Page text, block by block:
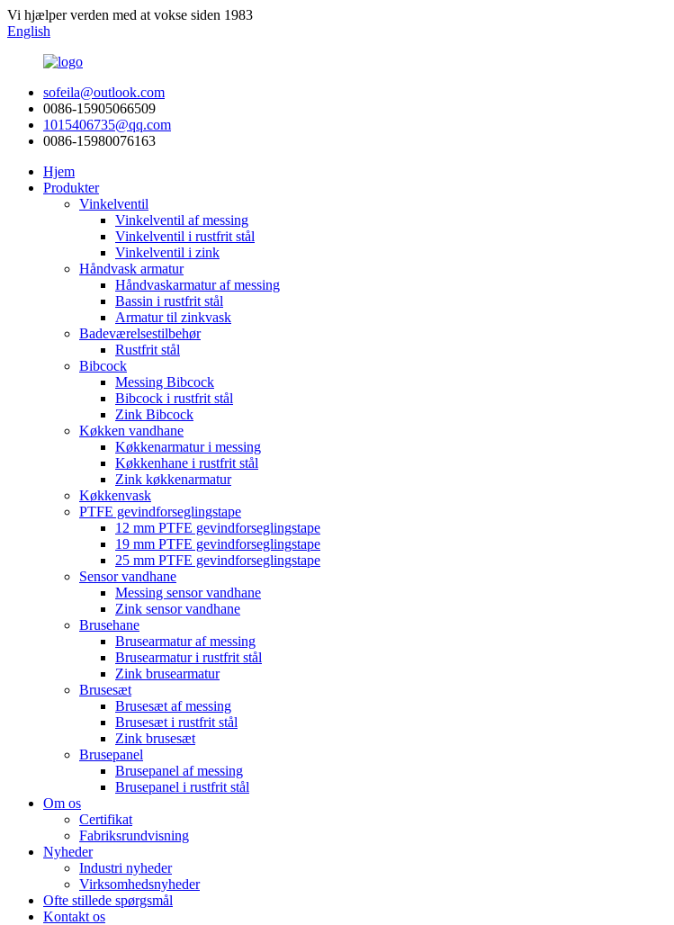
Vi hjælper verden med at vokse siden 1983
English
sofeila@outlook.com
0086-15905066509
1015406735@qq.com
0086-15980076163
Hjem
Produkter
Vinkelventil
Vinkelventil af messing
Vinkelventil i rustfrit stål
Vinkelventil i zink
Håndvask armatur
Håndvaskarmatur af messing
Bassin i rustfrit stål
Armatur til zinkvask
Badeværelsestilbehør
Rustfrit stål
Bibcock
Messing Bibcock
Bibcock i rustfrit stål
Zink Bibcock
Køkken vandhane
Køkkenarmatur i messing
Køkkenhane i rustfrit stål
Zink køkkenarmatur
Køkkenvask
PTFE gevindforseglingstape
12 mm PTFE gevindforseglingstape
19 mm PTFE gevindforseglingstape
25 mm PTFE gevindforseglingstape
Sensor vandhane
Messing sensor vandhane
Zink sensor vandhane
Brusehane
Brusearmatur af messing
Brusearmatur i rustfrit stål
Zink brusearmatur
Brusesæt
Brusesæt af messing
Brusesæt i rustfrit stål
Zink brusesæt
Brusepanel
Brusepanel af messing
Brusepanel i rustfrit stål
Om os
Certifikat
Fabriksrundvisning
Nyheder
Industri nyheder
Virksomhedsnyheder
Ofte stillede spørgsmål
Kontakt os